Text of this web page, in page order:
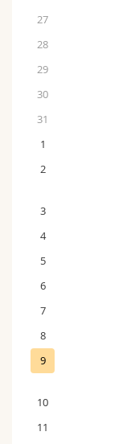
27
28
29
30
31
1
2
3
4
5
6
7
8
9
10
11